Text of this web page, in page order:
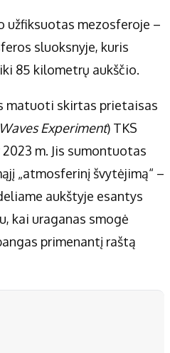
užfiksuotas mezosferoje –
sluoksnyje, kuris
85 kilometrų aukščio.
matuoti skirtas prietaisas
Experiment) TKS
m. Jis sumontuotas
„atmosferinį švytėjimą“ –
aukštyje esantys
kai uraganas smogė
primenantį raštą